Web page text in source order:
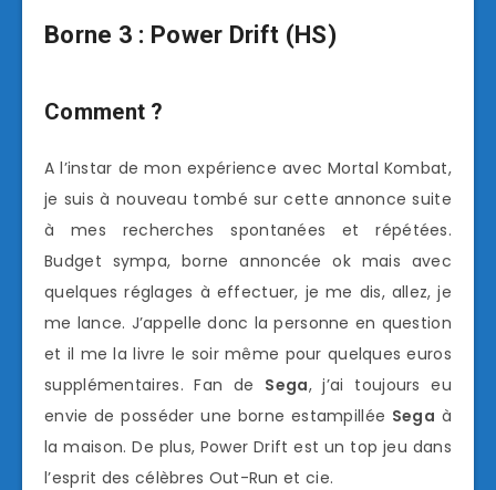
Borne 3 : Power Drift (HS)
Comment ?
A l’instar de mon expérience avec Mortal Kombat,
je suis à nouveau tombé sur cette annonce suite
à mes recherches spontanées et répétées.
Budget sympa, borne annoncée ok mais avec
quelques réglages à effectuer, je me dis, allez, je
me lance. J’appelle donc la personne en question
et il me la livre le soir même pour quelques euros
supplémentaires. Fan de Sega, j’ai toujours eu
envie de posséder une borne estampillée Sega à
la maison. De plus, Power Drift est un top jeu dans
l’esprit des célèbres Out-Run et cie.